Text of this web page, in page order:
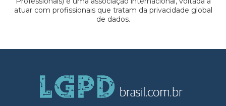
atuar com profissionais que tratam da privacidade global
de dados.